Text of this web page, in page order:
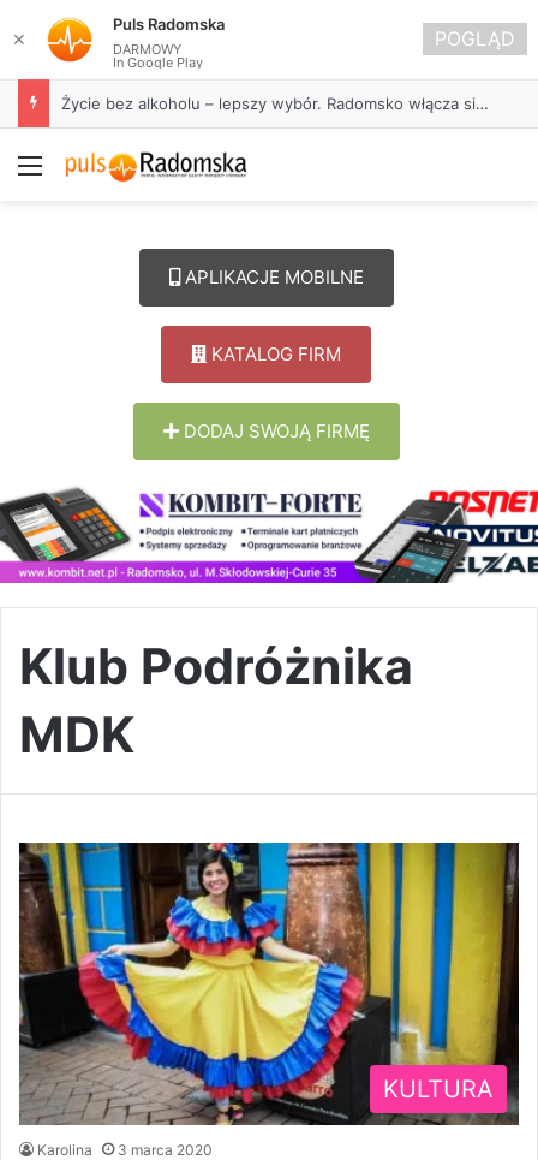
Życie bez alkoholu – lepszy wybór. Radomsko włącza się w Miesiąc Trzeźwości
Menu
APLIKACJE MOBILNE
KATALOG FIRM
DODAJ SWOJĄ FIRMĘ
Klub Podróżnika
MDK
KULTURA
Karolina 3 marca 2020
✕
Puls Radomska
DARMOWY
In Google Play
POGLĄD